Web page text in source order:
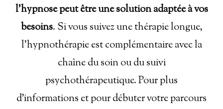
l'hypnose peut être une solution adaptée à vos
besoins. Si vous suivez une thérapie longue,
l'hypnothérapie est complémentaire avec la
chaîne du soin ou du suivi
psychothérapeutique. Pour plus
d'informations et pour débuter votre parcours